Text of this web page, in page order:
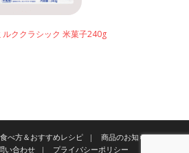
ルククラシック 米菓子240g
食べ方＆おすすめレシピ
商品のお知らせ
い合わせ プライバシーポリシー